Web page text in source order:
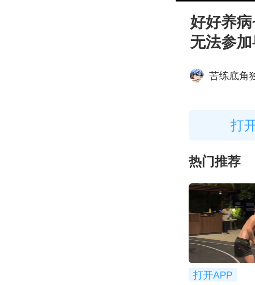
好好养
无法参
苦练底角
打
热门推荐
打开APP